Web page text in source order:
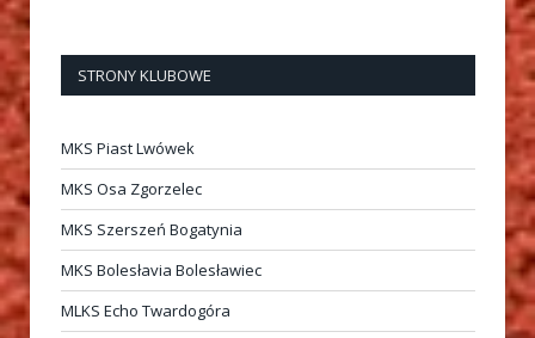
STRONY KLUBOWE
MKS Piast Lwówek
MKS Osa Zgorzelec
MKS Szerszeń Bogatynia
MKS Bolesłavia Bolesławiec
MLKS Echo Twardogóra